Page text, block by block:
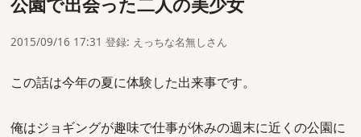
2015/09/16 17:31 登録: えっちな名無しさん
この話は今年の夏に体験した出来事です。
俺はジョギングが趣味で仕事が休みの週末に近くの公園に